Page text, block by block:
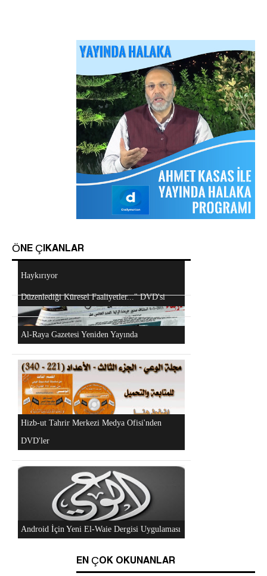
ÖNE ÇIKANLAR
Al-Raya Gazetesi Yeniden Yayında
Android Cihazlar İçin Anayasa Tasarısı
Uygulaması
"Hizb-ut Tahrir'in Gazze'yi Desteklemek İçin
Düzenlediği Küresel Faaliyetler..." DVD'si
Sorular ve Cevaplar
Mescidi Aksa İslam Ümmetine ve Ordulara
Haykırıyor
Arakan Müslümanları İslam Ümmetinden ve
Hizb-ut Tahrir Emirine Sorulanlar
EN ÇOK OKUNANLAR